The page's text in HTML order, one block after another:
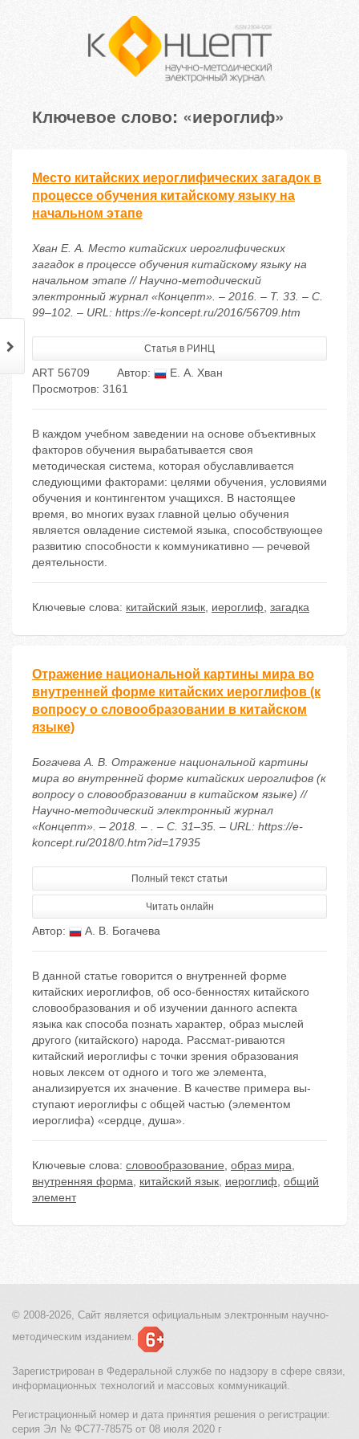
Ключевое слово: «иероглиф»
Место китайских иероглифических загадок в
процессе обучения китайскому языку на
начальном этапе
Хван Е. А. Место китайских иероглифических
загадок в процессе обучения китайскому языку на
начальном этапе // Научно-методический
электронный журнал «Концепт». – 2016. – Т. 33. – С.
99–102. – URL: https://e-koncept.ru/2016/56709.htm
Статья в РИНЦ
ART 56709 Автор:
Е. А. Хван
Просмотров: 3161
В каждом учебном заведении на основе объективных
факторов обучения вырабатывается своя
методическая система, которая обуславливается
следующими факторами: целями обучения, условиями
обучения и контингентом учащихся. В настоящее
время, во многих вузах главной целью обучения
является овладение системой языка, способствующее
развитию способности к коммуникативно — речевой
деятельности.
Ключевые слова: китайский язык, иероглиф, загадка
Отражение национальной картины мира во
внутренней форме китайских иероглифов (к
вопросу о словообразовании в китайском
языке)
Богачева А. В. Отражение национальной картины
мира во внутренней форме китайских иероглифов (к
вопросу о словообразовании в китайском языке) //
Научно-методический электронный журнал
«Концепт». – 2018. – . – С. 31–35. – URL: https://e-
koncept.ru/2018/0.htm?id=17935
Полный текст статьи
Читать онлайн
Автор: А. В. Богачева
В данной статье говорится о внутренней форме
китайских иероглифов, об осо-бенностях китайского
словообразования и об изучении данного аспекта
языка как способа познать характер, образ мыслей
другого (китайского) народа. Рассмат-риваются
китайский иероглифы с точки зрения образования
новых лексем от одного и того же элемента,
анализируется их значение. В качестве примера вы-
ступают иероглифы с общей частью (элементом
иероглифа) «сердце, душа».
Ключевые слова: словообразование, образ мира,
внутренняя форма, китайский язык, иероглиф, общий
элемент
© 2008-2026, Сайт является официальным электронным научно-
методическим изданием.
Зарегистрирован в Федеральной службе по надзору в сфере связи,
информационных технологий и массовых коммуникаций.
Регистрационный номер и дата принятия решения о регистрации:
серия Эл № ФС77-78575 от 08 июля 2020 г